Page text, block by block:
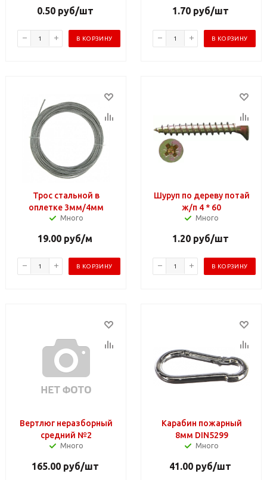
0.50руб/шт
В КОРЗИНУ
1.70руб/шт
В КОРЗИНУ
Трос стальной в
оплетке 3мм/4мм
Много
19.00 руб/м
В КОРЗИНУ
Шуруп по дереву потай
ж/п 4 * 60
Много
1.20руб/шт
В КОРЗИНУ
Вертлюг неразборный
средний №2
Много
165.00руб/шт
Карабин пожарный
8мм DIN5299
Много
41.00 руб/шт